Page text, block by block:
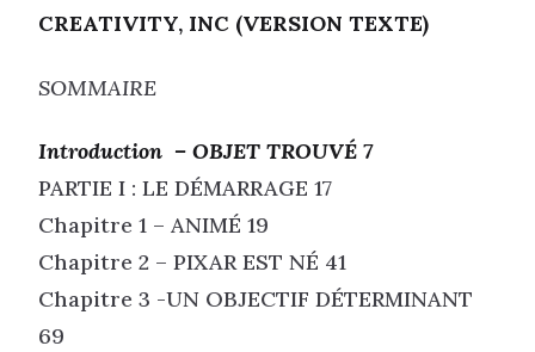
CREATIVITY, INC (VERSION TEXTE)
SOMMAIRE
Introduction – OBJET TROUVÉ 7
PARTIE I : LE DÉMARRAGE 17
Chapitre 1 – ANIMÉ 19
Chapitre 2 – PIXAR EST NÉ 41
Chapitre 3 -UN OBJECTIF DÉTERMINANT
69